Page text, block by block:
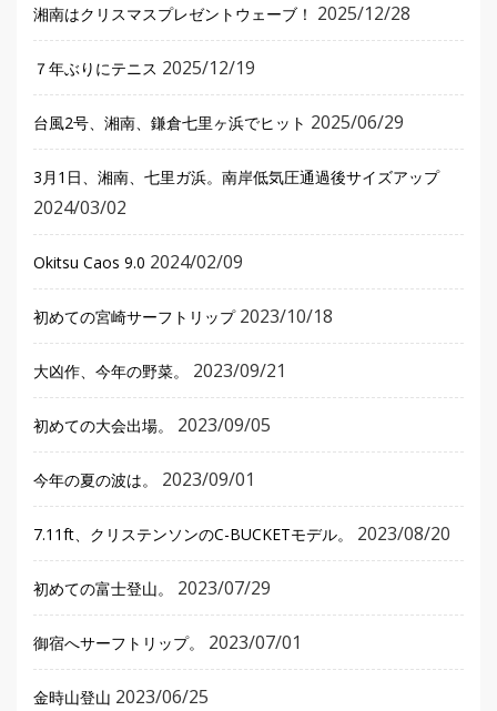
湘南はクリスマスプレゼントウェーブ！ 2025/12/28
７年ぶりにテニス 2025/12/19
台風2号、湘南、鎌倉七里ヶ浜でヒット 2025/06/29
3月1日、湘南、七里ガ浜。南岸低気圧通過後サイズアップ
2024/03/02
Okitsu Caos 9.0 2024/02/09
初めての宮崎サーフトリップ 2023/10/18
大凶作、今年の野菜。 2023/09/21
初めての大会出場。 2023/09/05
今年の夏の波は。 2023/09/01
7.11ft、クリステンソンのC-BUCKETモデル。 2023/08/20
初めての富士登山。 2023/07/29
御宿へサーフトリップ。 2023/07/01
金時山登山 2023/06/25